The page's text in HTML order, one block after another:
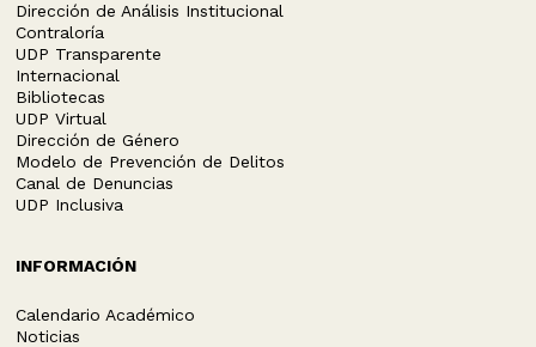
Dirección de Análisis Institucional
Contraloría
UDP Transparente
Internacional
Bibliotecas
UDP Virtual
Dirección de Género
Modelo de Prevención de Delitos
Canal de Denuncias
UDP Inclusiva
INFORMACIÓN
Calendario Académico
Noticias